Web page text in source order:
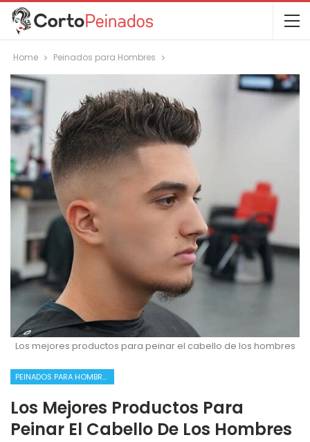
Home Peinados para Hombres
Los mejores productos para peinar el cabello de los hombres
PEINADOS PARA HOMBRES
Los Mejores Productos Para
Peinar El Cabello De Los Hombres